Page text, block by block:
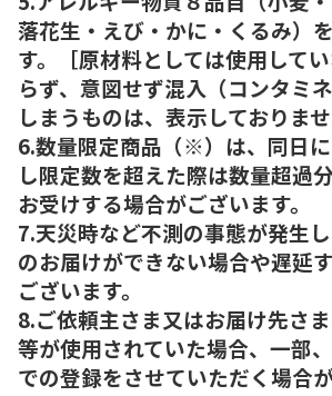
落花生・えび・かに・くるみ）
す。［原材料としては使用して
らず、意図せず混入（コンタミ
しまうものは、表示しておりませ
6.数量限定商品（※）は、同日
し限定数を超えた際は数量超過
お受けする場合がございます。
7.天災時など不測の事態が発生
のお届けができない場合や遅延
ございます。
8.ご依頼主さま又はお届け先さ
等が使用されていた場合、一部
での登録をさせていただく場合